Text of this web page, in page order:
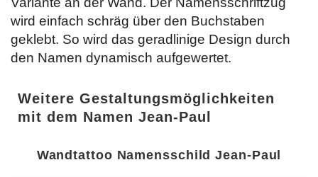
wird einfach schräg über den Buchstaben
geklebt. So wird das geradlinige Design durch
den Namen dynamisch aufgewertet.
Weitere Gestaltungsmöglichkeiten
mit dem Namen Jean-Paul
Wandtattoo Namensschild Jean-Paul